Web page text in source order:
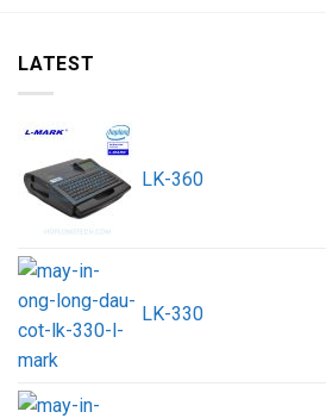
LATEST
LK-360
LK-330